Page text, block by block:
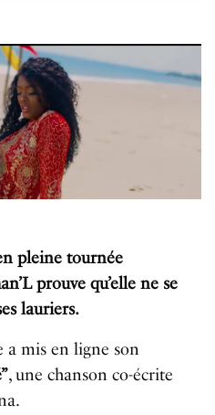
pleine tournée
prouve qu’elle ne se
lauriers.
a mis en ligne son
, une chanson co-écrite